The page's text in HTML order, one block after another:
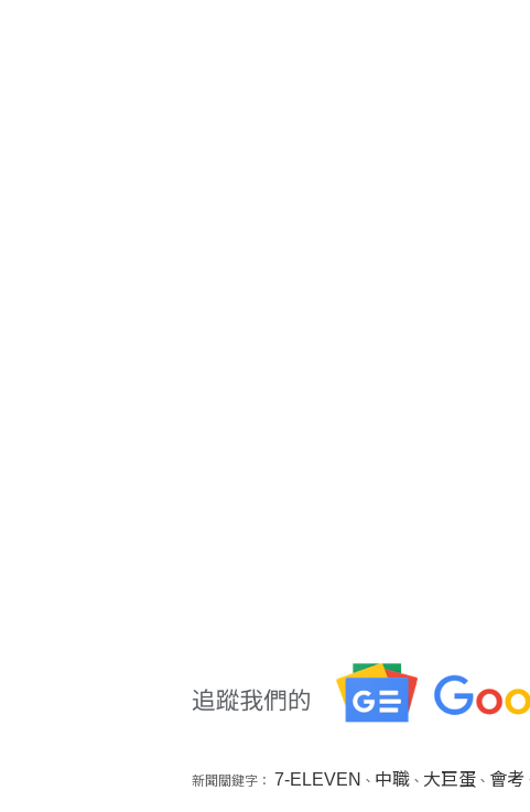
新聞關鍵字： 7-ELEVEN 、 中職、 大巨蛋、 會考